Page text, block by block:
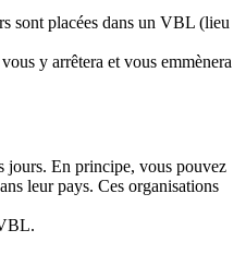
sont placées dans un VBL (lieu
y arrêtera et vous emmènera
jours. En principe, vous pouvez
leur pays. Ces organisations